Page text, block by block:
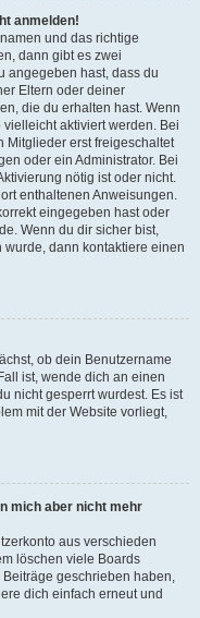
anmelden!
und das richtige
dann gibt es zwei
angegeben hast, dass du
Eltern oder deiner
die du erhalten hast. Wenn
aktiviert werden. Bei
Mitglieder erst freigeschaltet
oder ein Administrator. Bei
nötig ist oder nicht.
enthaltenen Anweisungen.
eingegeben hast oder
Wenn du dir sicher bist,
dann kontaktiere einen
ob dein Benutzername
ist, wende dich an einen
nicht gesperrt wurdest. Es ist
mit der Website vorliegt,
mich aber nicht mehr
aus verschieden
löschen viele Boards
geschrieben haben,
dich einfach erneut und